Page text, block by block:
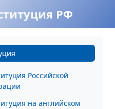
РФ
Российской
на английском